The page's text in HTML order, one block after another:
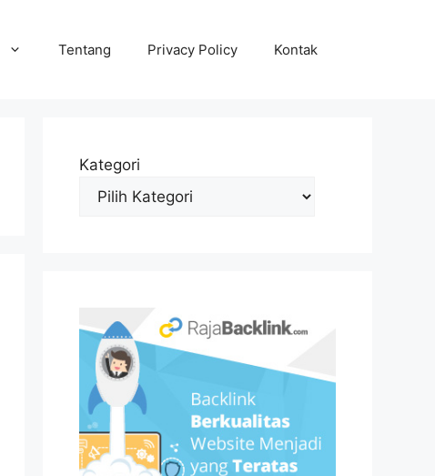
Tentang Privacy Policy Kontak
Kategori